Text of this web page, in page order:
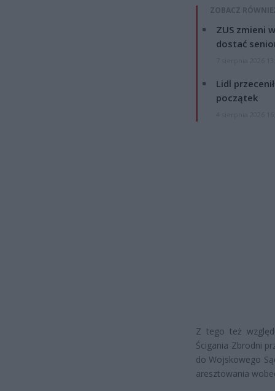
ZOBACZ
ZUS zmieni
dostać
Lidl
początek
Z tego też
Ścigania Zbrodni
do Wojskowego
aresztowania